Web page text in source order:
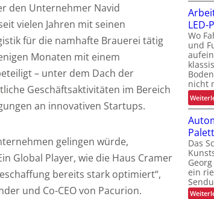
den Unternehmer Navid
vielen Jahren mit seinen
für die namhafte Brauerei tätig
Monaten mit einem
– unter dem Dach der
Geschäftsaktivitäten im Bereich
an innovativen Startups.
gelingen würde,
Global Player, wie die Haus Cramer
bereits stark optimiert“,
und Co-CEO von Pacurion.
LED-
Wo
und
nicht
Das
ein